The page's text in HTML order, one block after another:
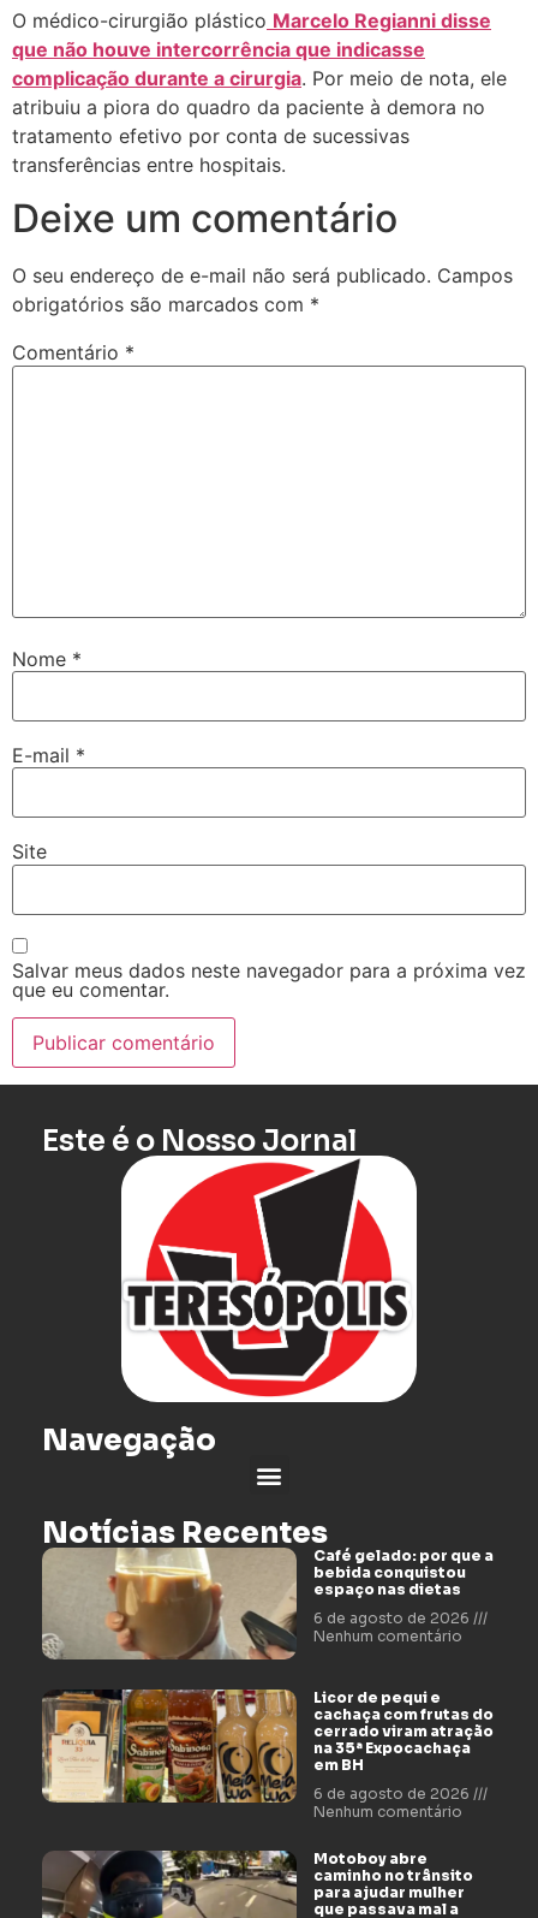
O médico-cirurgião plástico Marcelo Regianni disse
que não houve intercorrência que indicasse
complicação durante a cirurgia. Por meio de nota, ele
atribuiu a piora do quadro da paciente à demora no
tratamento efetivo por conta de sucessivas
transferências entre hospitais.
Deixe um comentário
O seu endereço de e-mail não será publicado. Campos
obrigatórios são marcados com *
Comentário *
Nome *
E-mail *
Site
Salvar meus dados neste navegador para a próxima vez
que eu comentar.
Este é o Nosso Jornal
Navegação
Notícias Recentes
Café gelado: por que a
bebida conquistou
espaço nas dietas
6 de agosto de 2026
Nenhum comentário
Licor de pequi e
cachaça com frutas do
cerrado viram atração
na 35ª Expocachaça
em BH
6 de agosto de 2026
Nenhum comentário
Motoboy abre
caminho no trânsito
para ajudar mulher
que passava mal a